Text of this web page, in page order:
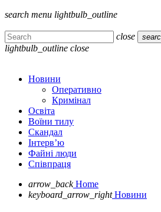
search menu lightbulb_outline
close
lightbulb_outline close
Новини
Оперативно
Кримінал
Освіта
Воїни тилу
Скандал
Інтерв’ю
Файні люди
Співпраця
arrow_back Home
keyboard_arrow_right Новини